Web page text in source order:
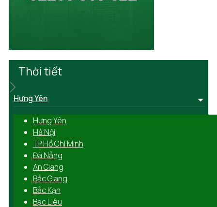
Thời tiết
Hưng Yên
Hưng Yên
Hà Nội
TP Hồ Chí Minh
Đà Nẵng
An Giang
Bắc Giang
Bắc Kạn
Bạc Liêu